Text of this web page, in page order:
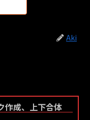
Aki
作成、上下合体